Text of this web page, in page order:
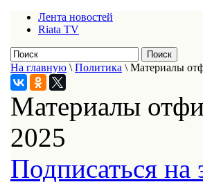
Лента новостей
Riata TV
На главную \ Политика \ Материалы
Материалы
2025
Подписаться на